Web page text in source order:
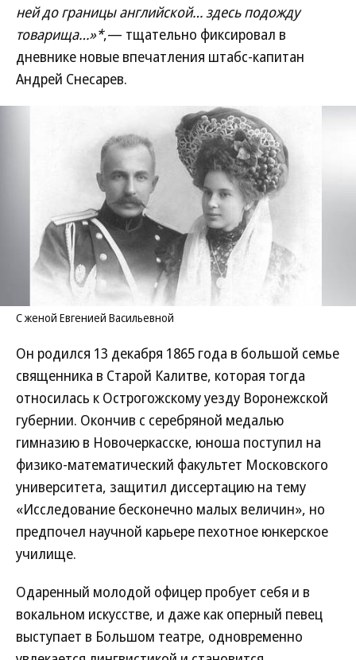
ней до границы английской… здесь подожду
товарища…»*,— тщательно фиксировал в
дневнике новые впечатления штабс-капитан
Андрей Снесарев.
С женой Евгенией Васильевной
Он родился 13 декабря 1865 года в большой семье
священника в Старой Калитве, которая тогда
относилась к Острогожскому уезду Воронежской
губернии. Окончив с серебряной медалью
гимназию в Новочеркасске, юноша поступил на
физико-математический факультет Московского
университета, защитил диссертацию на тему
«Исследование бесконечно малых величин», но
предпочел научной карьере пехотное юнкерское
училище.
Одаренный молодой офицер пробует себя и в
вокальном искусстве, и даже как оперный певец
выступает в Большом театре, одновременно